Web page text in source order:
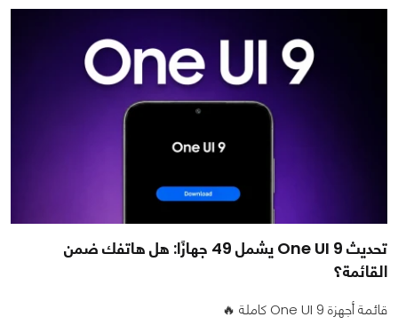
تحديث One UI 9 يشمل 49 جهازًا: هل هاتفك ضمن
القائمة؟
قائمة أجهزة One UI 9 كاملة 🔥